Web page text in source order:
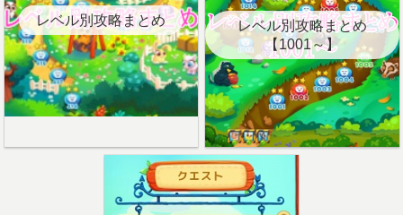
レベル別攻略まとめ
レベル別攻略まとめ
【1001～】